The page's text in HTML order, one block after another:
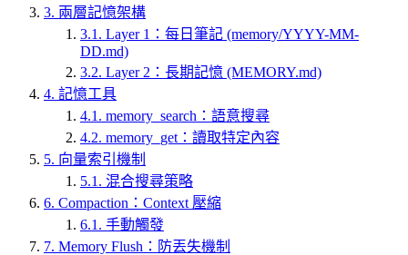
3. 兩層記憶架構
3.1. Layer 1：每日筆記 (memory/YYYY-MM-
DD.md)
3.2. Layer 2：長期記憶 (MEMORY.md)
4. 記憶工具
4.1. memory_search：語意搜尋
4.2. memory_get：讀取特定內容
5. 向量索引機制
5.1. 混合搜尋策略
6. Compaction：Context 壓縮
6.1. 手動觸發
7. Memory Flush：防丟失機制